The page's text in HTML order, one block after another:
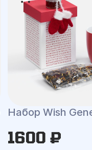
Набор Wish
1600 ₽